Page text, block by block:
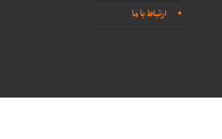
ارتباط با ما